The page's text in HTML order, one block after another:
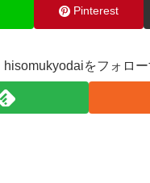
Pinterest
hisomukyodaiをフォロー